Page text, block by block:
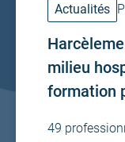
Actualités
milieu
formation
49